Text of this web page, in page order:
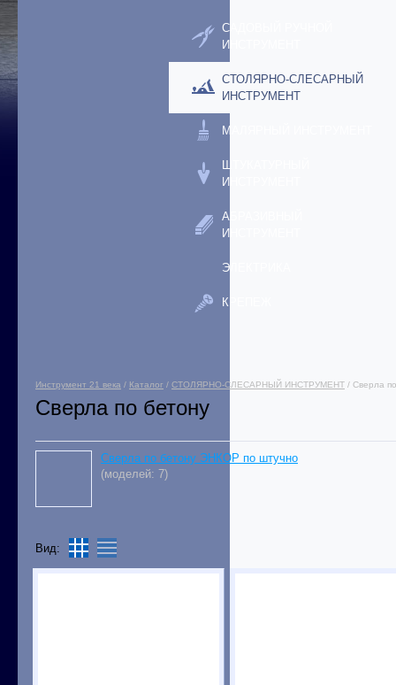
САДОВЫЙ РУЧНОЙ
ИНСТРУМЕНТ
СТОЛЯРНО-СЛЕСАРНЫЙ
ИНСТРУМЕНТ
МАЛЯРНЫЙ ИНСТРУМЕНТ
ШТУКАТУРНЫЙ
ИНСТРУМЕНТ
АБРАЗИВНЫЙ
ИНСТРУМЕНТ
ЭЛЕКТРИКА
КРЕПЕЖ
Инструмент 21 века / Каталог / СТОЛЯРНО-СЛЕСАРНЫЙ ИНСТРУМЕНТ / Сверла
Сверла по бетону
Сверла по бетону ЭНКОР по штучно
(моделей: 7)
Вид: